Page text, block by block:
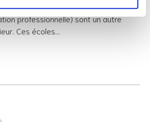
e Formazione Professionale (IeFP)
professionnelle) sont un autre
Ces écoles…